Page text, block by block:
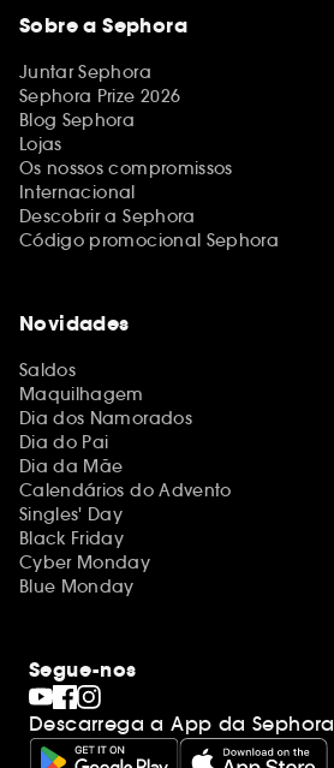
Sobre a Sephora
Juntar Sephora
Sephora Prize 2026
Blog Sephora
Lojas
Os nossos compromissos
Internacional
Descobrir a Sephora
Código promocional Sephora
Novidades
Saldos
Maquilhagem
Dia dos Namorados
Dia do Pai
Dia da Mãe
Calendários do Advento
Singles' Day
Black Friday
Cyber Monday
Blue Monday
Segue-nos
Descarrega a App da Sephora